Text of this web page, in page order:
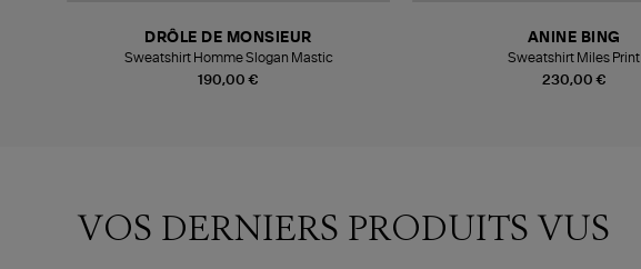
190,00 €
DRÔLE DE MONSIEUR
Sweatshirt Homme Slogan Mastic
230,00 €
ANINE BING
Sweatshirt Miles Print
VOS DERNIERS PRODUITS VUS